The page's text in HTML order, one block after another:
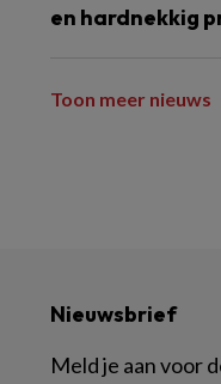
en hardnekkig
Toon meer nieuws
Nieuwsbrief
Meld je aan voor